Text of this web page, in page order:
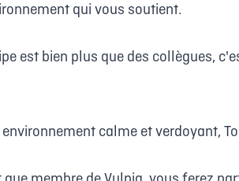
qui vous soutient.
est bien plus que des collègues,
calme et verdoyant,